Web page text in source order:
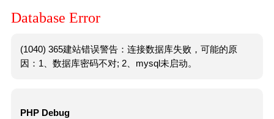
Database Error
(1040) 365建站错误警告：连接数据库失败，可能的原
因：1、数据库密码不对; 2、mysql未启动。
PHP Debug